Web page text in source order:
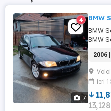
7
4 BMW
BMW
BMW
foarte
2006
ieri